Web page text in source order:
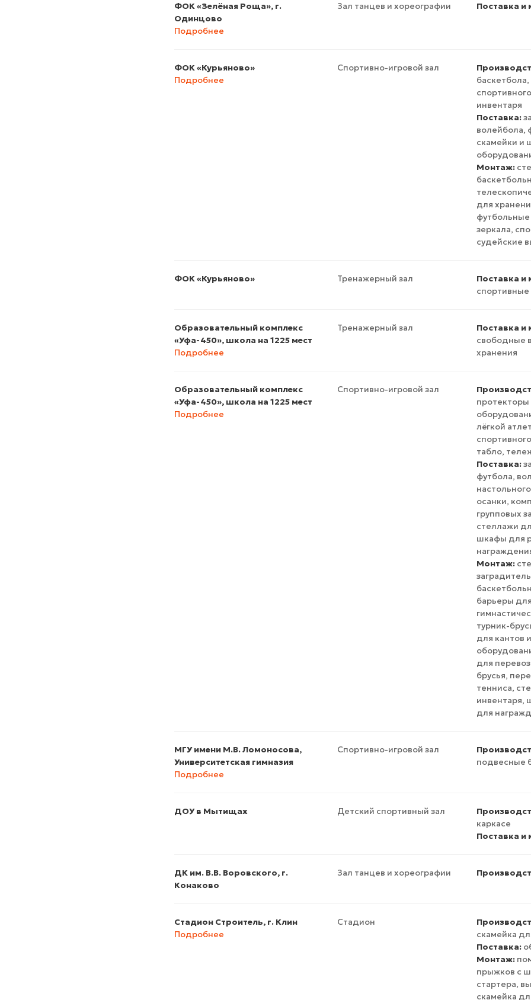
ФОК «Зелёная Роща», г.
Одинцово
Подробнее
Зал танцев и хореографии Поставка и
ФОК «Курьяново»
Подробнее
Спортивно-игровой зал
инвентаря
Поставка:
волейбола,
скамейки и
Монтаж:
для
футбольные
зеркала,
судейские
ФОК «Курьяново» Тренажерный зал Поставка и
спортивные
Образовательный комплекс
«Уфа-450», школа на 1225 мест
Подробнее
Тренажерный зал Поставка и
свободные
хранения
Образовательный комплекс
«Уфа-450», школа на 1225 мест
Подробнее
Спортивно-игровой зал
лёгкой
табло,
Поставка:
футбола,
осанки,
групповых
стеллажи
шкафы для
Монтаж:
барьеры
турник-
для кантов
для
брусья,
тенниса,
инвентаря,
для
МГУ имени М.В. Ломоносова,
Университетская гимназия
Подробнее
Спортивно-игровой зал
подвесные
ДОУ в Мытищах Детский спортивный зал
каркасе
Поставка и
ДК им. В.В. Воровского, г.
Конаково
Зал танцев и хореографии
Стадион Строитель, г. Клин
Подробнее
Стадион
скамейка
Поставка:
Монтаж:
прыжков с
стартера,
скамейка